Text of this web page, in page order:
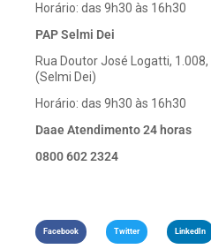
Horário: das 9h30 às 16h30
PAP Selmi Dei
Rua Doutor José Logatti,
(Selmi Dei)
Horário: das 9h30 às 16h30
Daae Atendimento 24 horas
0800 602 2324
Facebook Twitter LinkedIn